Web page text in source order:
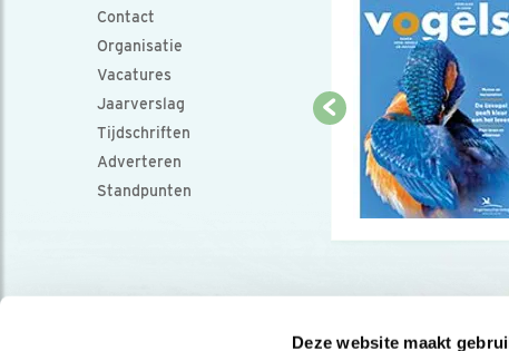
Deze website maakt
Contact
Organisatie
Vacatures
Jaarverslag
Tijdschriften
Adverteren
Standpunten